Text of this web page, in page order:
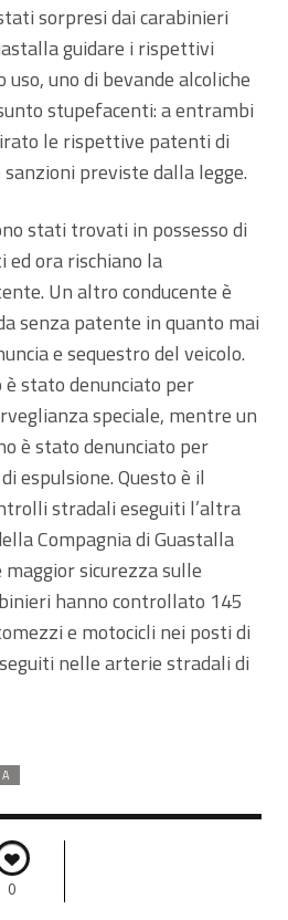
sorpresi dai carabinieri
guidare i rispettivi
uno di bevande alcoliche
stupefacenti: a entrambi
le rispettive patenti di
previste dalla legge.
stati trovati in possesso di
ora rischiano la
Un altro conducente è
senza patente in quanto mai
e sequestro del veicolo.
stato denunciato per
speciale, mentre un
è stato denunciato per
espulsione. Questo è il
stradali eseguiti l’altra
Compagnia di Guastalla
sicurezza sulle
hanno controllato 145
e motocicli nei posti di
nelle arterie stradali di
0